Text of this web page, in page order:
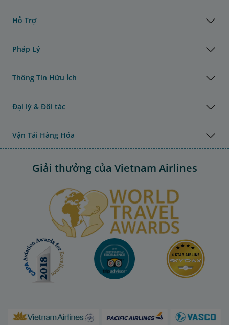
Hỗ Trợ
Pháp Lý
Thông Tin Hữu Ích
Đại lý & Đối tác
Vận Tải Hàng Hóa
Giải thưởng của Vietnam Airlines